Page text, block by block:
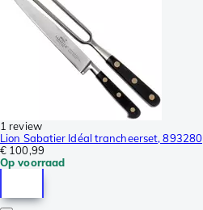
1 review
Lion Sabatier Idéal trancheerset, 893280
€ 100,99
Op voorraad